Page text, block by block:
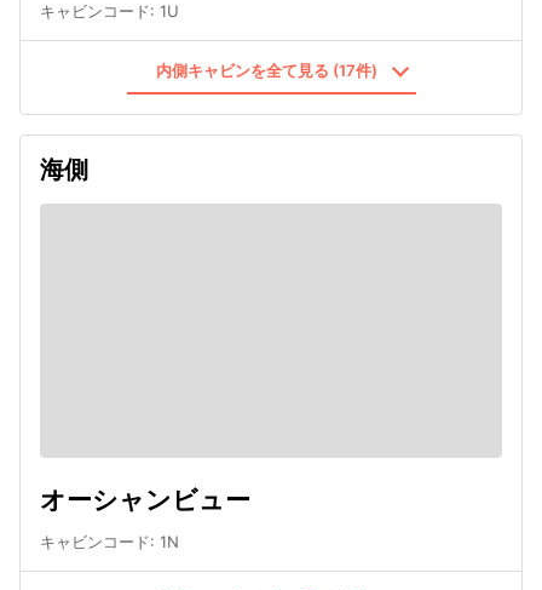
キャビンコード: 1U
内側キャビンを全て見る (17件)
海側
オーシャンビュー
キャビンコード: 1N